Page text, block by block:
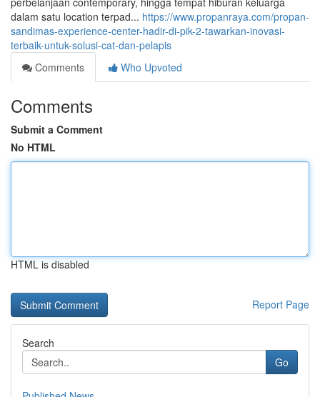
dalam satu location terpad... https://www.propanraya.com/propan-
sandimas-experience-center-hadir-di-pik-2-tawarkan-inovasi-
terbaik-untuk-solusi-cat-dan-pelapis
Comments
Who Upvoted
Comments
Submit a Comment
No HTML
HTML is disabled
Report Page
Search
Go